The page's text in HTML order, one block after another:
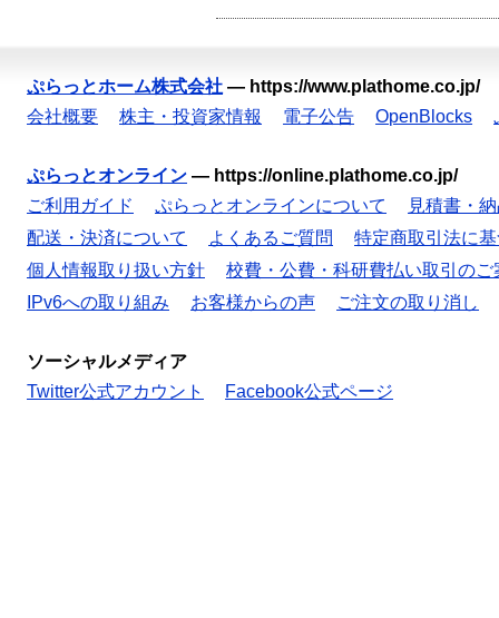
ぷらっとホーム株式会社 — https://www.plathome.co.jp/
会社概要
株主・投資家情報 電子公告 OpenBlocks
ぷらっとオンライン — https://online.plathome.co.jp/
ご利用ガイド
ぷらっとオンラインについて
見積書・
配送・決済について
よくあるご質問
特定商取引法に
個人情報取り扱い方針
校費・公費・科研費払い取引のご
IPv6への取り組み
お客様からの声 ご注文の取り消し
ソーシャルメディア
Twitter公式アカウント
Facebook公式ページ